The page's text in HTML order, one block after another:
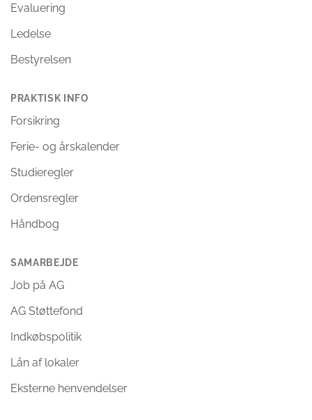
Evaluering
Ledelse
Bestyrelsen
PRAKTISK INFO
Forsikring
Ferie- og årskalender
Studieregler
Ordensregler
Håndbog
SAMARBEJDE
Job på AG
AG Støttefond
Indkøbspolitik
Lån af lokaler
Eksterne henvendelser